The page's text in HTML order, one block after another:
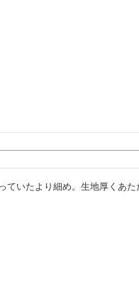
ていたより細め。生地厚くあた